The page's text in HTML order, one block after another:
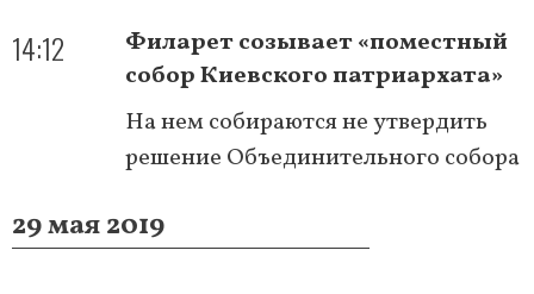
14:12
Филарет созывает «поместный
собор Киевского патриархата»
На нем собираются не утвердить
решение Объединительного собора
29 мая 2019